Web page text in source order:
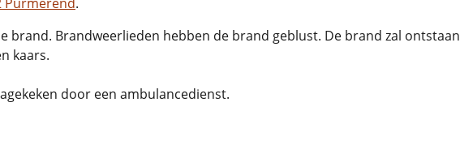
brand. Brandweerlieden hebben de brand geblust. De brand zal ontstaan
kaars.
door een ambulancedienst.